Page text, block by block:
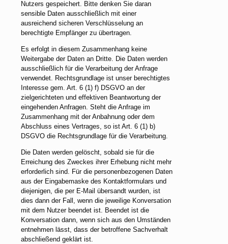
Nutzers gespeichert. Bitte denken Sie daran
sensible Daten ausschließlich mit einer
ausreichend sicheren Verschlüsselung an
berechtigte Empfänger zu übertragen.
Es erfolgt in diesem Zusammenhang keine
Weitergabe der Daten an Dritte. Die Daten werden
ausschließlich für die Verarbeitung der Anfrage
verwendet. Rechtsgrundlage ist unser berechtigtes
Interesse gem. Art. 6 (1) f) DSGVO an der
zielgerichteten und effektiven Beantwortung der
eingehenden Anfragen. Steht die Anfrage im
Zusammenhang mit der Anbahnung oder dem
Abschluss eines Vertrages, so ist Art. 6 (1) b)
DSGVO die Rechtsgrundlage für die Verarbeitung.
Die Daten werden gelöscht, sobald sie für die
Erreichung des Zweckes ihrer Erhebung nicht mehr
erforderlich sind. Für die personenbezogenen Daten
aus der Eingabemaske des Kontaktformulars und
diejenigen, die per E-Mail übersandt wurden, ist
dies dann der Fall, wenn die jeweilige Konversation
mit dem Nutzer beendet ist. Beendet ist die
Konversation dann, wenn sich aus den Umständen
entnehmen lässt, dass der betroffene Sachverhalt
abschließend geklärt ist.